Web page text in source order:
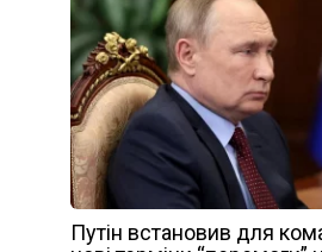
Путін встановив для